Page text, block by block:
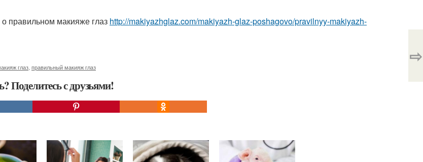
правильном макияже глаз http://makiyazhglaz.com/makiyazh-glaz-poshagovo/pravilnyy-makiyazh-
глаз правильный макияж глаз
Поделитесь с друзьями!
⇨